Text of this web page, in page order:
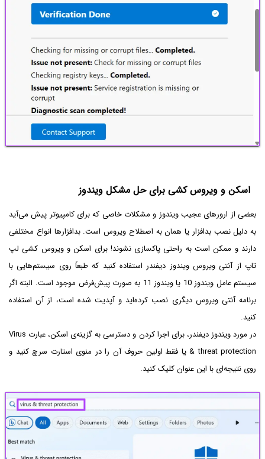
اسکن و ویروس کشی برای حل مشکل ویندوز
بعضی از ارورهای عجیب ویندوز و مشکلات خاصی که برای کامپیوتر پیش می‌آید
به دلیل نصب بدافزار یا همان به اصطلاح ویروس است. بدافزارها انواع مختلفی
دارند و ممکن است به راحتی پاکسازی نشوند! برای اسکن و ویروس کشی لپ
تاپ از آنتی ویروس ویندوز دیفندر استفاده کنید که طبعاً روی سیستم‌هایی با
سیستم عامل ویندوز 10 یا ویندوز 11 به صورت پیش‌فرض موجود است. البته اگر
برنامه آنتی ویروس دیگری نصب کرده‌اید و آپدیت شده است، از آن استفاده
کنید.
در مورد ویندوز دیفندر، برای اجرا کردن و دسترسی به گزینه‌ی اسکن، عبارت Virus
& threat protection یا فقط اولین حروف آن را در منوی استارت سرچ کنید و
روی نتیجه‌ای با این عنوان کلیک کنید.